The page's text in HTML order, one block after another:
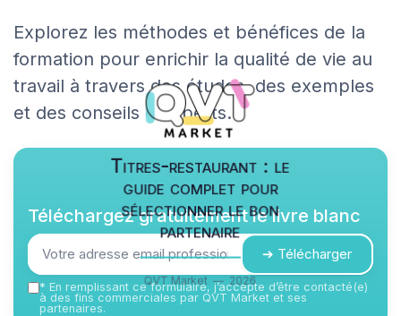
Explorez les méthodes et bénéfices de la
formation pour enrichir la qualité de vie au
travail à travers des études, des exemples
et des conseils d'experts.
Titres-restaurant : le
guide complet pour
sélectionner le bon
partenaire
QVT Market — 2026
Téléchargez gratuitement le livre blanc
➔ Télécharger
* En remplissant ce formulaire, j’accepte d’être contacté(e)
à des fins commerciales par QVT Market et ses
partenaires.